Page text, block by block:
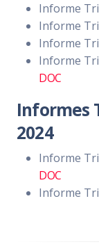
Informe
Informe
Informe
Informe
DOC
Informes
2024
Informe
DOC
Informe